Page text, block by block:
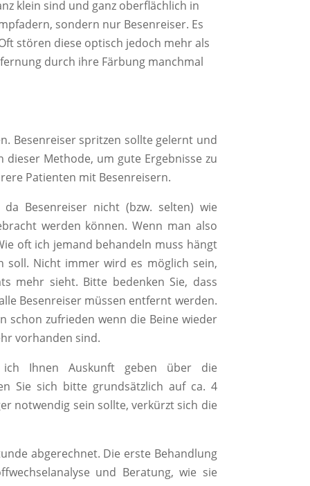
klein sind und ganz oberflächlich in
sondern nur Besenreiser. Es
stören diese optisch jedoch mehr als
durch ihre Färbung manchmal
Besenreiser spritzen sollte gelernt und
Methode, um gute Ergebnisse zu
Patienten mit Besenreisern.
Besenreiser nicht (bzw. selten) wie
werden können. Wenn man also
oft ich jemand behandeln muss hängt
soll. Nicht immer wird es möglich sein,
mehr sieht. Bitte bedenken Sie, dass
Besenreiser müssen entfernt werden.
schon zufrieden wenn die Beine wieder
vorhanden sind.
Ihnen Auskunft geben über die
Sie sich bitte grundsätzlich auf ca. 4
notwendig sein sollte, verkürzt sich die
abgerechnet. Die erste Behandlung
und Beratung, wie sie